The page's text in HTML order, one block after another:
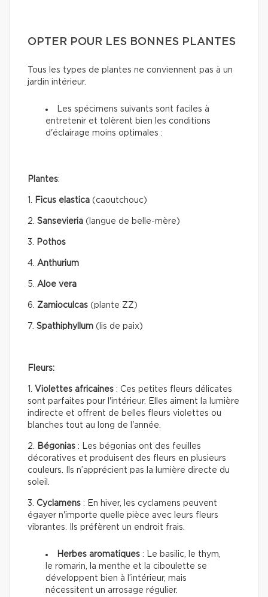
OPTER POUR LES BONNES PLANTES
Tous les types de plantes ne conviennent pas à un
jardin intérieur.
Les spécimens suivants sont faciles à
entretenir et tolèrent bien les conditions
d'éclairage moins optimales :
Plantes:
1. Ficus elastica (caoutchouc)
2. Sansevieria (langue de belle-mère)
3. Pothos
4. Anthurium
5. Aloe vera
6. Zamioculcas (plante ZZ)
7. Spathiphyllum (lis de paix)
Fleurs:
1. Violettes africaines : Ces petites fleurs délicates
sont parfaites pour l'intérieur. Elles aiment la lumière
indirecte et offrent de belles fleurs violettes ou
blanches tout au long de l'année.
2. Bégonias : Les bégonias ont des feuilles
décoratives et produisent des fleurs en plusieurs
couleurs. Ils n’apprécient pas la lumière directe du
soleil.
3. Cyclamens : En hiver, les cyclamens peuvent
égayer n'importe quelle pièce avec leurs fleurs
vibrantes. Ils préfèrent un endroit frais.
Herbes aromatiques : Le basilic, le thym,
le romarin, la menthe et la ciboulette se
développent bien à l’intérieur, mais
nécessitent un arrosage régulier.